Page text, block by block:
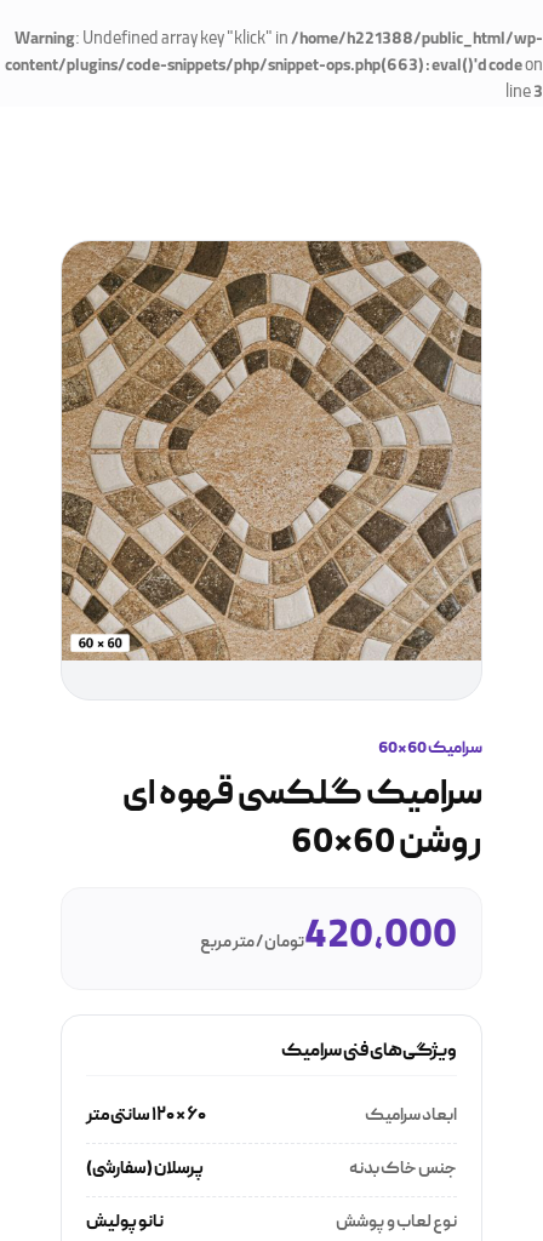
Warning: Undefined array key "klick" in/home/h221388/public_html/wp-
content/plugins/code-snippets/php/snippet-ops.php(663) : eval()'d codeon
line3
سرامیک 60*60
سرامیک گلکسی قهوه ای
روشن 60*60
420,000تومان / متر مربع
ویژگی‌های فنی سرامیک
ابعاد سرامیک ۶۰ × ۱۲۰ سانتی‌متر
جنس خاک بدنه پرسلان (سفارشی)
نوع لعاب و پوشش نانو پولیش